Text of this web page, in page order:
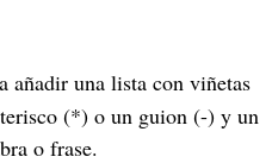
añadir una lista con viñetas
(*) o un guion (-) y un
o frase.